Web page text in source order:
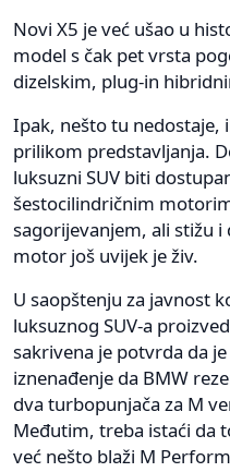
Novi X5 je već ušao u
model s čak pet vrsta
dizelskim, plug-in
Ipak, nešto tu nedostaje,
prilikom predstavljanja.
luksuzni SUV biti
šestocilindričnim
sagorijevanjem, ali stižu
motor još uvijek je živ.
U saopštenju za javnost
luksuznog SUV-a
sakrivena je potvrda da
iznenađenje da BMW
dva turbopunjača za M
Međutim, treba istaći da
već nešto blaži M